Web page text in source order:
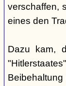
verschaffen,
eines den
Dazu kam,